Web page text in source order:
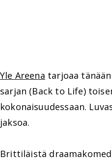
Yle Areena tarjoaa tänään
sarjan (Back to Life)
kokonaisuudessaan.
jaksoa.
Brittiläistä